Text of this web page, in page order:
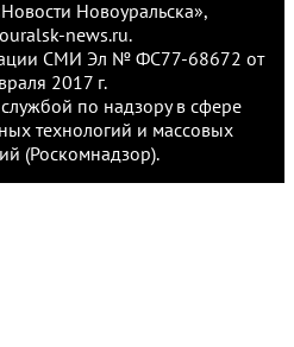
Новоуральска»,
news.ru.
СМИ Эл № ФС77-68672 от
2017 г.
по надзору в сфере
технологий и массовых
(Роскомнадзор).